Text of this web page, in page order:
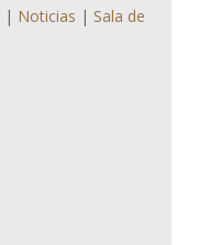
| Noticias | Sala de